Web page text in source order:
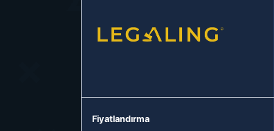
Fiyatlandırma